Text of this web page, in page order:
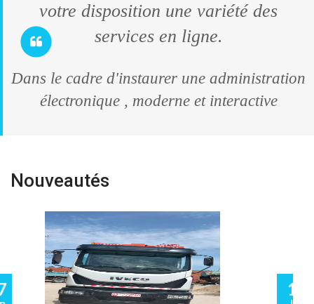
votre disposition une variété des
services en ligne.
Dans le cadre d'instaurer une administration
électronique , moderne et interactive
Nouveautés